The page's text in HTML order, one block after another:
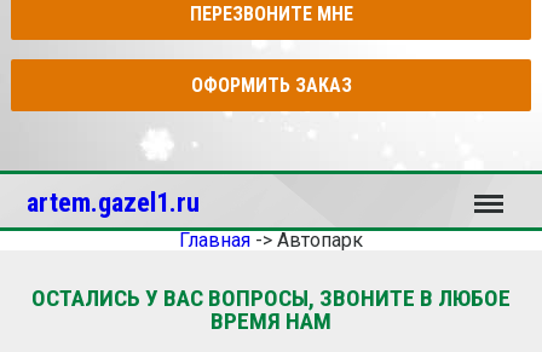
ПЕРЕЗВОНИТЕ МНЕ
ОФОРМИТЬ ЗАКАЗ
artem.gazel1.ru Меню
Главная -> Автопарк
ОСТАЛИСЬ У ВАС ВОПРОСЫ, ЗВОНИТЕ В ЛЮБОЕ
ВРЕМЯ НАМ